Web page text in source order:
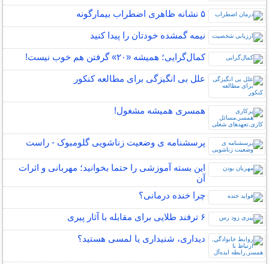
۵ نشانه‌ ظاهری اضطراب بیمارگونه
نیمه‌ گمشده خودتان را پیدا کنید
کمال‌گرایی؛ همیشه «۲۰» گرفتن هم خوب نیست!
علل بی انگیزگی برای مطالعه کنکور
همسری همیشه مشغول!
پرسشنامه ی وضعیت زناشویی گلومبوک - راست
این بسته آموزشی را حتما بخوانید؛ مهربانی و اثرات
آن
چرا خنده درمانی؟
۶ ترفند طلایی برای مقابله با آثار پیری
دیداری، شنیداری یا لمسی هستید؟